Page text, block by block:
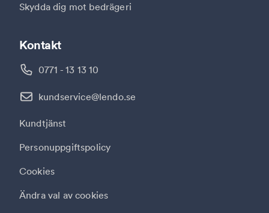
Kontakt
0771 - 13 13 10
kundservice@lendo.se
Kundtjänst
Personuppgiftspolicy
Cookies
Ändra val av cookies
Skydda dig mot bedrägeri